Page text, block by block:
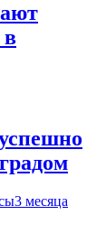
в
3 месяца